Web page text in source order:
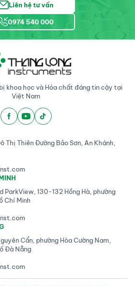
Liên hệ tư vấn
0974 540 000
khoa học và Hóa chất đáng tin cậy tại
Việt Nam
Thiên Đường Bảo Sơn, An Khánh,
ParkView, 130-132 Hồng Hà, phường
Chí Minh
Cẩn, phường Hòa Cường Nam,
Đà Nẵng